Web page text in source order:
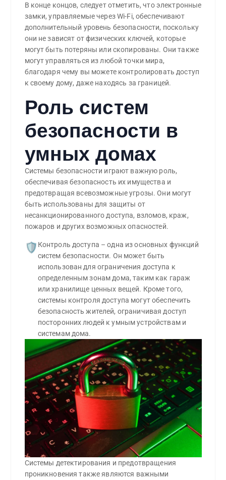
В конце концов, следует отметить, что электронные
замки, управляемые через Wi-Fi, обеспечивают
дополнительный уровень безопасности, поскольку
они не зависят от физических ключей, которые
могут быть потеряны или скопированы. Они также
могут управляться из любой точки мира,
благодаря чему вы можете контролировать доступ
к своему дому, даже находясь за границей.
Роль систем
безопасности в
умных домах
Системы безопасности играют важную роль,
обеспечивая безопасность их имущества и
предотвращая всевозможные угрозы. Они могут
быть использованы для защиты от
несанкционированного доступа, взломов, краж,
пожаров и других возможных опасностей.
🛡️ Контроль доступа – одна из основных функций
систем безопасности. Он может быть
использован для ограничения доступа к
определенным зонам дома, таким как гараж
или хранилище ценных вещей. Кроме того,
системы контроля доступа могут обеспечить
безопасность жителей, ограничивая доступ
посторонних людей к умным устройствам и
системам дома.
Системы детектирования и предотвращения
проникновения также являются важными